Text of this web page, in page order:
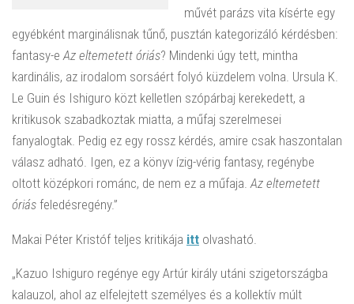
művét parázs vita kísérte egy
egyébként marginálisnak tűnő, pusztán kategorizáló kérdésben:
fantasy-e Az eltemetett óriás? Mindenki úgy tett, mintha
kardinális, az irodalom sorsáért folyó küzdelem volna. Ursula K.
Le Guin és Ishiguro közt kelletlen szópárbaj kerekedett, a
kritikusok szabadkoztak miatta, a műfaj szerelmesei
fanyalogtak. Pedig ez egy rossz kérdés, amire csak haszontalan
válasz adható. Igen, ez a könyv ízig-vérig fantasy, regénybe
oltott középkori románc, de nem ez a műfaja. Az eltemetett
óriás feledésregény.”
Makai Péter Kristóf teljes kritikája itt olvasható.
„Kazuo Ishiguro regénye egy Artúr király utáni szigetországba
kalauzol, ahol az elfelejtett személyes és a kollektív múlt